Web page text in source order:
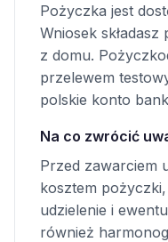
Pożyczka jest
Wniosek
z domu.
przelewem
polskie konto
Na co zwrócić
Przed zawarciem
kosztem pożyczki,
udzielenie i
również